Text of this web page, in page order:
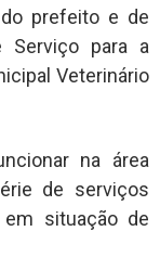
prefeito e de
Serviço para a
Veterinário
na área
de serviços
situação de